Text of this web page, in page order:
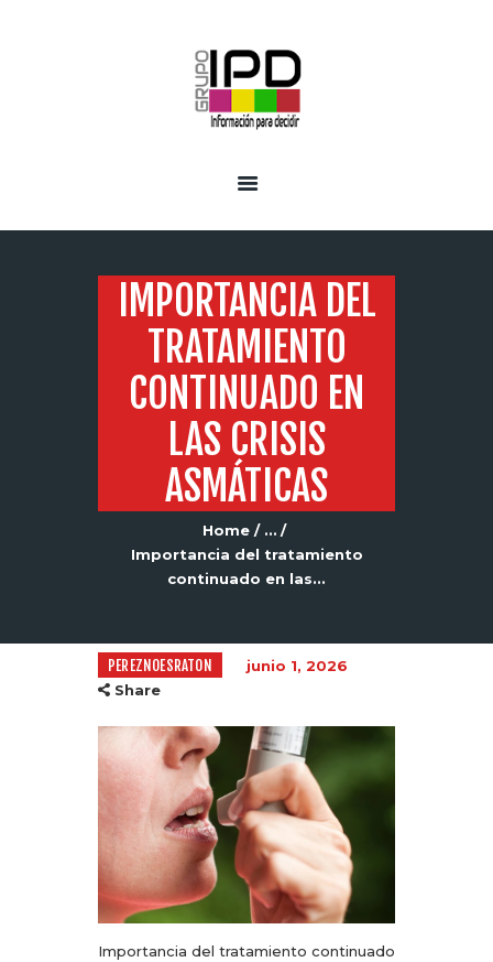
IMPORTANCIA DEL
TRATAMIENTO
CONTINUADO EN
LAS CRISIS
ASMÁTICAS
Home
...
Importancia del tratamiento
continuado en las...
PEREZNOESRATON
junio 1, 2026
Share
Importancia del tratamiento continuado